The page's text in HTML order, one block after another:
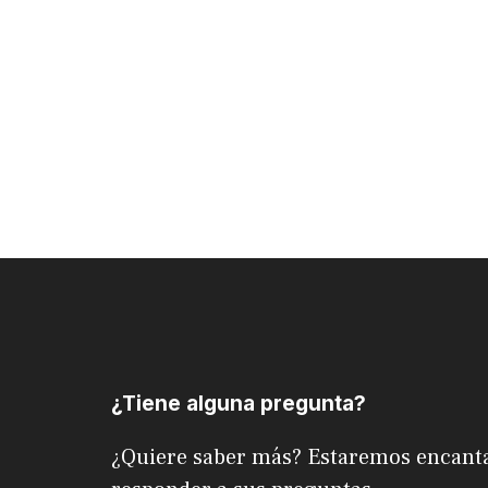
¿Tiene alguna pregunta?
¿Quiere saber más? Estaremos